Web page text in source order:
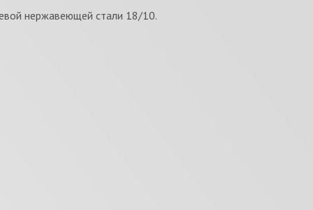
нержавеющей стали 18/10.